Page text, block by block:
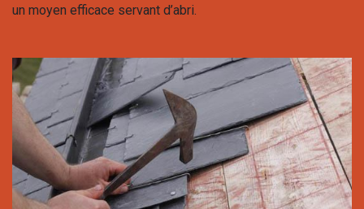
un moyen efficace servant d’abri.